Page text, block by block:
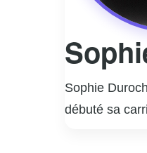
Sophie
débuté sa